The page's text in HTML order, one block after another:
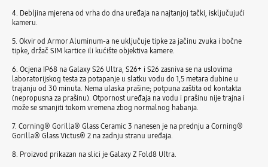
4. Debljina mjerena od vrha do dna uređaja na najtanjoj tački, isključujući
kameru.
5. Okvir od Armor Aluminum-a ne uključuje tipke za jačinu zvuka i bočne
tipke, držač SIM kartice ili kućište objektiva kamere.
6. Ocjena IP68 na Galaxy S26 Ultra, S26+ i S26 zasniva se na uslovima
laboratorijskog testa za potapanje u slatku vodu do 1,5 metara dubine u
trajanju od 30 minuta. Nema ulaska prašine; potpuna zaštita od kontakta
(nepropusna za prašinu). Otpornost uređaja na vodu i prašinu nije trajna i
može se smanjiti tokom vremena zbog normalnog habanja.
7. Corning® Gorilla® Glass Ceramic 3 nanesen je na prednju a Corning®
Gorilla® Glass Victus® 2 na zadnju stranu uređaja.
8. Proizvod prikazan na slici je Galaxy Z Fold8 Ultra.